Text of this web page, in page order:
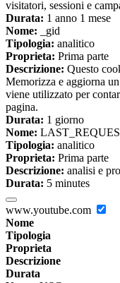
visitatori, sessioni e
Durata: 1 anno 1 mese
Nome: _gid
Tipologia: analitico
Proprieta: Prima parte
Descrizione: Questo
Memorizza e aggiorna
viene utilizzato per
pagina.
Durata: 1 giorno
Nome:
Tipologia: analitico
Proprieta: Prima parte
Descrizione: analisi e
Durata: 5 minutes
www.youtube.com
Nome
Tipologia
Proprieta
Descrizione
Durata